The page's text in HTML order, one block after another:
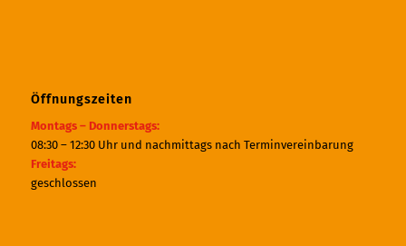
Öffnungszeiten
Montags – Donnerstags:
08:30 – 12:30 Uhr und nachmittags nach Terminvereinbarung
Freitags:
geschlossen